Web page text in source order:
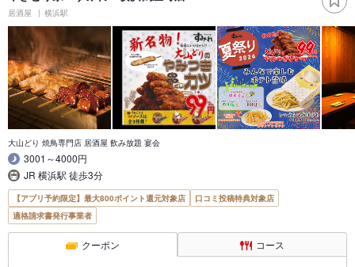
居酒屋 横浜駅
大山どり 焼鳥専門店 居酒屋 飲み放題 宴会
3001～4000円
JR 横浜駅 徒歩3分
【アプリ予約限定】最大800ポイント還元対象店
口コミ投稿特典対象店
適格請求書発行事業者
クーポン コース